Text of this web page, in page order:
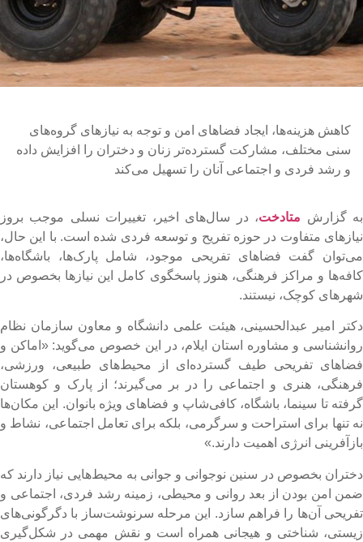
کاهش هزینه‌ها، ایجاد فضاهای امن و توجه به نیازهای گروه‌های
سنی مختلف، مشارکت گسترده‌تر زنان و دختران را افزایش داده
و رشد فردی و اجتماعی آنان را تسهیل می‌کند
گزارش متادخت، در سال‌های اخیر، تغییرات نسلی موجب بروز
متفاوت در حوزه تفریح و توسعه فردی شده است. با این حال،
گفت فضاهای تفریحی موجود، شامل پارک‌ها، باشگاه‌ها،
و مراکز فرهنگی، هنوز پاسخگوی کامل این نیازها بخصوص در
کوچک، نیستند.
امیر عبدالحسینی، هیئت علمی دانشگاه و معاون سازمان نظام
و مشاوره استان ایلام، در این خصوص می‌گوید: «اماکن و
تفریحی طیف گسترده‌ای از محیط‌های طبیعی، ورزشی،
هنری و اجتماعی را در بر می‌گیرند؛ از پارک و کوهستان
تا سینما، باشگاه، کافی‌شاپ و فضاهای ویژه بانوان. این مکان‌ها
تنها برای استراحت و سرگرمی، بلکه برای تعامل اجتماعی، نشاط و
انرژی اهمیت دارند.»
بخصوص در سنین نوجوانی و جوانی به محیط‌هایی نیاز دارند که
امن بودن از بعد روانی و محیطی، زمینه رشد فردی، اجتماعی و
آن‌ها را فراهم سازد. این مرحله سرنوشت‌ساز با دگرگونی‌های
شناختی و هیجانی همراه است و نقش مهمی در شکل‌گیری